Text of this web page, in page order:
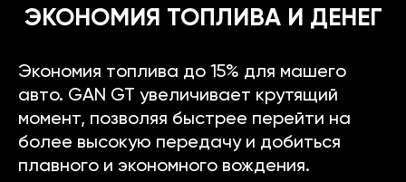
ЭКОНОМИЯ ТОПЛИВА И ДЕНЕГ
Экономия топлива до 15% для машего
авто. GAN GT увеличивает крутящий
момент, позволяя быстрее перейти на
более высокую передачу и добиться
плавного и экономного вождения.